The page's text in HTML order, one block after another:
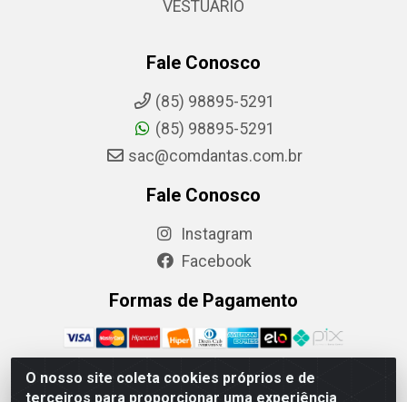
O nosso site coleta cookies próprios e de
terceiros para proporcionar uma experiência
VESTUARIO
Fale Conosco
(85) 98895-5291
(85) 98895-5291
sac@comdantas.com.br
Fale Conosco
Instagram
Facebook
Formas de Pagamento